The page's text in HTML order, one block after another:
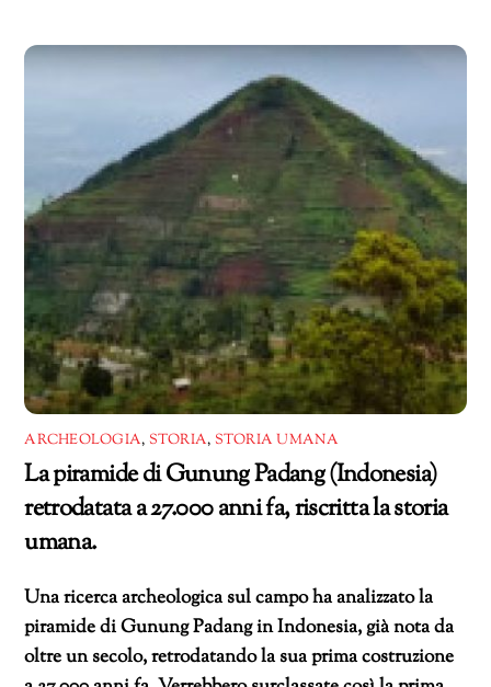
corso…
ARCHEOLOGIA, STORIA, STORIA UMANA
La piramide di Gunung Padang (Indonesia)
retrodatata a 27.000 anni fa, riscritta la storia
umana.
Una ricerca archeologica sul campo ha analizzato la
piramide di Gunung Padang in Indonesia, già nota da
oltre un secolo, retrodatando la sua prima costruzione